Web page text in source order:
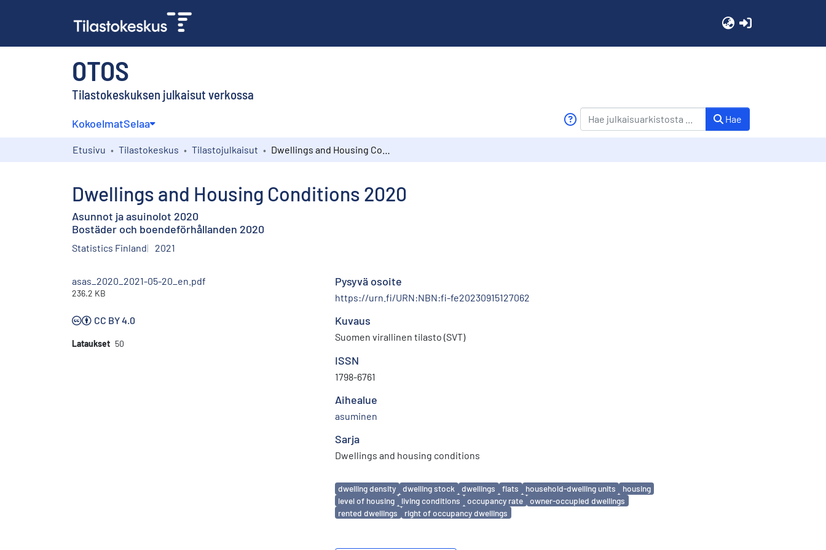
OTOS
Tilastokeskuksen julkaisut verkossa
KokoelmatSelaa Hae
Etusivu Tilastokeskus Tilastojulkaisut
Dwellings and Housing Conditions 2020
Asunnot ja asuinolot 2020
Bostäder och boendeförhållanden 2020
Statistics Finland 2021
asas_2020_2021-05-20_en.pdf
236.2 KB
CC BY 4.0
Lataukset 50
Pysyvä osoite
https://urn.fi/URN:NBN:fi-fe20230915127062
Kuvaus
Suomen virallinen tilasto (SVT)
ISSN
1798-6761
Aihealue
asuminen
Sarja
Dwellings and housing conditions
Avainsanat
dwelling density dwelling stock dwellings flats household-dwelling units
housing
level of housing
living conditions occupancy rate
owner-occupied dwellings
rented dwellings
right of occupancy dwellings